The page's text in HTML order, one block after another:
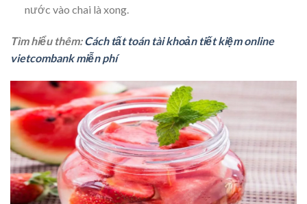
nước vào chai là xong.
Tìm hiểu thêm:Cách tất toán tài khoản tiết kiệm online
vietcombank miễn phí